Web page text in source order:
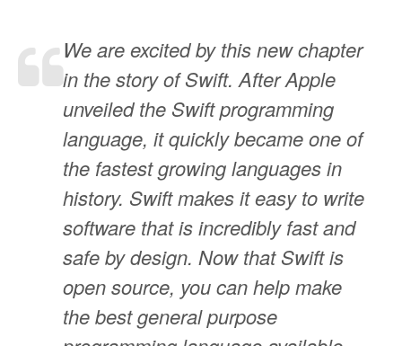
We are excited by this new chapter
in the story of Swift. After Apple
unveiled the Swift programming
language, it quickly became one of
the fastest growing languages in
history. Swift makes it easy to write
software that is incredibly fast and
safe by design. Now that Swift is
open source, you can help make
the best general purpose